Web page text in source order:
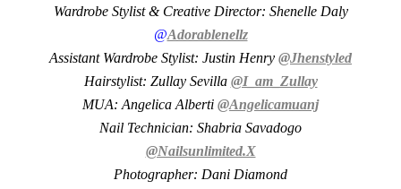
Wardrobe Stylist & Creative Director: Shenelle Daly
@Adorablenellz
Assistant Wardrobe Stylist: Justin Henry @Jhenstyled
Hairstylist: Zullay Sevilla @I_am_Zullay
MUA: Angelica Alberti @Angelicamuanj
Nail Technician: Shabria Savadogo
@Nailsunlimited.X
Photographer: Dani Diamond